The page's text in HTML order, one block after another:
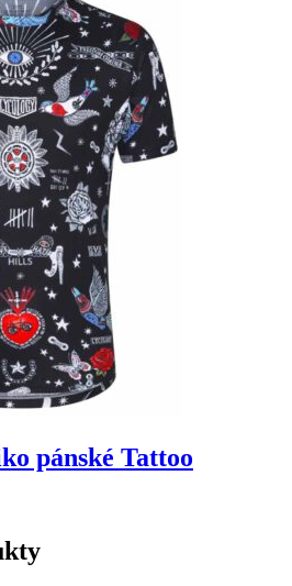
pánské Tattoo